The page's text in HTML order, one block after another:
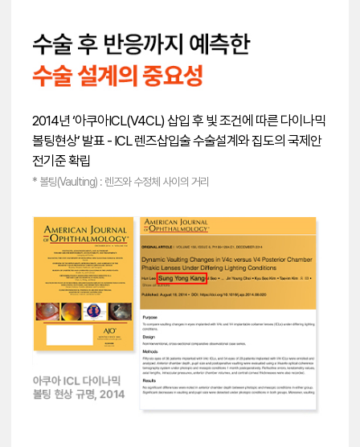
2014년 ‘아쿠아ICL(V4CL) 삽입 후 빛 조건에 따른 다이나믹
볼팅현상’ 발표 - ICL 렌즈삽입술 수술설계와 집도의 국제안
전기준 확립
* 볼팅(Vaulting) : 렌즈와 수정체 사이의 거리